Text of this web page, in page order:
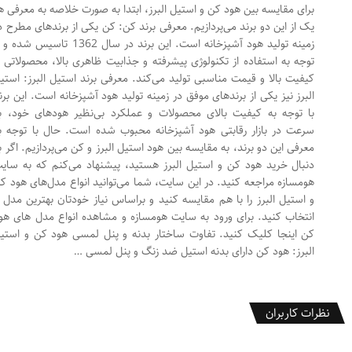
برای مقایسه بین هود کن و استیل البرز، ابتدا به صورت خلاصه به معرفی هر
یک از این دو برند می‌پردازیم. معرفی برند کن: کن یکی از برندهای مطرح در
زمینه تولید هود آشپزخانه است. این برند در سال 1362 تاسیس شده و با
توجه به استفاده از تکنولوژی پیشرفته و جذابیت ظاهری بالا، محصولاتی با
کیفیت بالا و قیمت مناسبی تولید می‌کند. معرفی برند استیل البرز: استیل
البرز نیز یکی از برندهای موفق در زمینه تولید هود آشپزخانه است. این برند
با توجه به کیفیت بالای محصولات و عملکرد بی‌نظیر هودهای خود، به
سرعت در بازار رقابتی هود آشپزخانه محبوب شده است. حال با توجه به
معرفی این دو برند، به مقایسه بین هود استیل البرز و کن می‌پردازیم. اگر به
دنبال خرید هود کن و استیل البرز هستید، پیشنهاد می‌کنم که به سایت
هومسازه مراجعه کنید. در این سایت، شما می‌توانید انواع مدل‌های هود کن
و استیل البرز را با هم مقایسه کنید و براساس نیاز خودتان بهترین مدل را
انتخاب کنید. برای ورود به سایت هومسازه و مشاهده انواع مدل های هود
کن اینجا کلیک کنید. تفاوت ساختار بدنه و پنل لمسی هود کن و استیل
البرز: هود کن دارای بدنه استیل ضد زنگ و پنل لمسی …
نظرات کاربران